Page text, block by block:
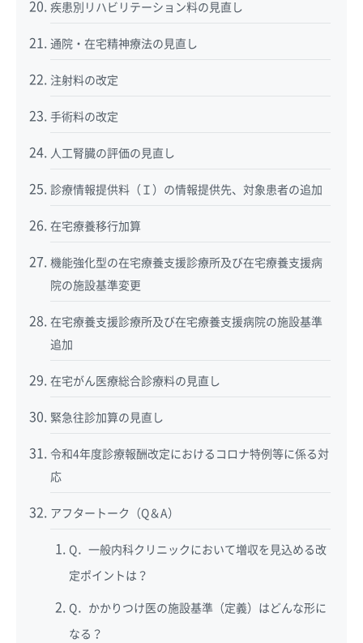
疾患別リハビリテーション料の見直し
通院・在宅精神療法の見直し
注射料の改定
手術料の改定
人工腎臓の評価の見直し
診療情報提供料（Ｉ）の情報提供先、対象患者の追加
在宅療養移行加算
機能強化型の在宅療養支援診療所及び在宅療養支援病
院の施設基準変更
在宅療養支援診療所及び在宅療養支援病院の施設基準
追加
在宅がん医療総合診療料の見直し
緊急往診加算の見直し
令和4年度診療報酬改定におけるコロナ特例等に係る対
応
アフタートーク（Q＆A）
Q．一般内科クリニックにおいて増収を見込める改
定ポイントは？
Q．かかりつけ医の施設基準（定義）はどんな形に
なる？